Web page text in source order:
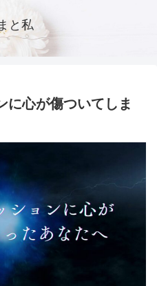
と私
に心が傷ついてしま